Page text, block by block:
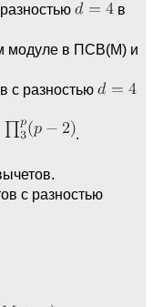
в
модуле в ПСВ(М) и
с разностью
.
с разностью